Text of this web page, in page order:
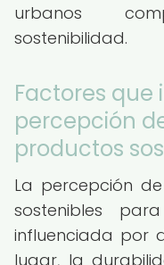
urbanos
sostenibilidad.
Factores que
percepción
productos
La percepción
sostenibles
influenciada por
lugar, la